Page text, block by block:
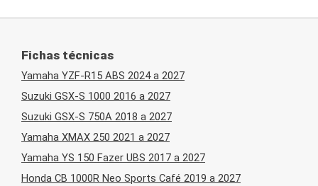
Fichas técnicas
Yamaha YZF-R15 ABS 2024 a 2027
Suzuki GSX-S 1000 2016 a 2027
Suzuki GSX-S 750A 2018 a 2027
Yamaha XMAX 250 2021 a 2027
Yamaha YS 150 Fazer UBS 2017 a 2027
Honda CB 1000R Neo Sports Café 2019 a 2027